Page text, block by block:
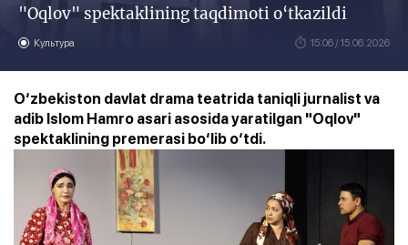
"Oqlov" spektaklining taqdimoti o‘tkazildi
Культура 15:06 / 15.06.2026
O‘zbekiston davlat drama teatrida taniqli jurnalist va
adib Islom Hamro asari asosida yaratilgan "Oqlov"
spektaklining premerasi bo‘lib o‘tdi.